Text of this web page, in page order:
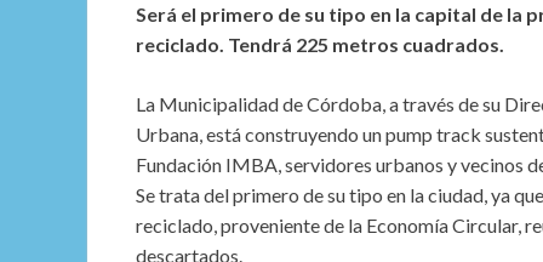
Será el primero de su tipo en la capital de
reciclado. Tendrá 225 metros cuadrados.
La Municipalidad de Córdoba, a través de su
Urbana, está construyendo un pump track
Fundación IMBA, servidores urbanos y vecinos
Se trata del primero de su tipo en la ciudad, ya
reciclado, proveniente de la Economía Circular,
descartados.